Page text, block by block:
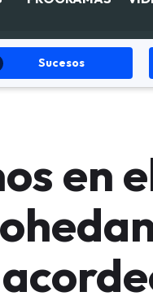
Deportes
en